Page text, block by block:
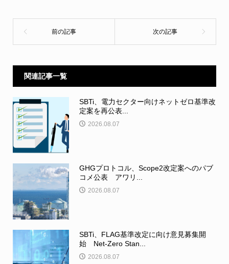
関連記事一覧
SBTi、電力セクター向けネットゼロ基準改
定案を再公表...
2026.08.07
GHGプロトコル、Scope2改定案へのパブ
コメ公表 アワリ...
2026.08.07
SBTi、FLAG基準改定に向け意見募集開
始 Net-Zero Stan...
2026.08.07